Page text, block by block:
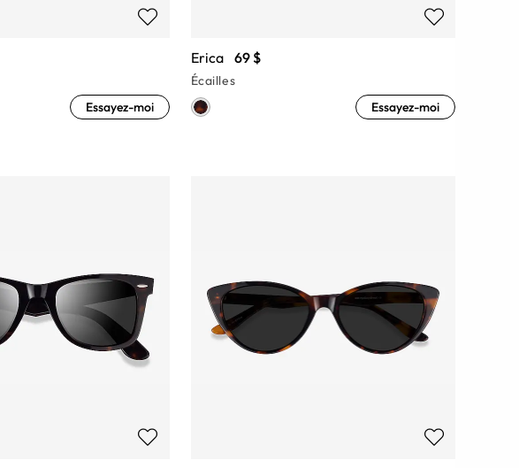
Essayez-moi
Erica 69 $
Écailles
Essayez-moi